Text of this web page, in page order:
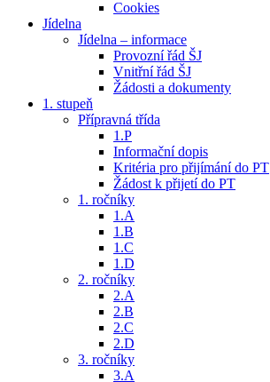
Cookies
Jídelna
Jídelna – informace
Provozní řád ŠJ
Vnitřní řád ŠJ
Žádosti a dokumenty
1. stupeň
Přípravná třída
1.P
Informační dopis
Kritéria pro přijímání do PT
Žádost k přijetí do PT
1. ročníky
1.A
1.B
1.C
1.D
2. ročníky
2.A
2.B
2.C
2.D
3. ročníky
3.A